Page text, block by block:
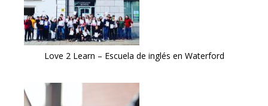
Love 2 Learn – Escuela de inglés en Waterford